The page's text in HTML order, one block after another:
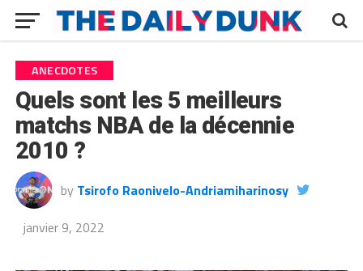
ANECDOTES
Quels sont les 5 meilleurs
matchs NBA de la décennie
2010 ?
by Tsirofo Raonivelo-Andriamiharinosy
janvier 9, 2022